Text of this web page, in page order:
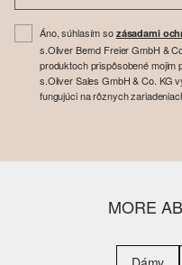
Áno, súhlasím so zásadami
s.Oliver Bernd Freier GmbH &
produktoch prispôsobené mojim
s.Oliver Sales GmbH & Co. KG
fungujúci na rôznych
MORE